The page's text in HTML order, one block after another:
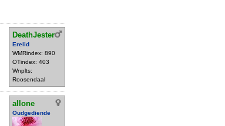
DeathJester
Erelid
WMRindex: 890
OTindex: 403
Wnplts:
Roosendaal
allone
Oudgediende